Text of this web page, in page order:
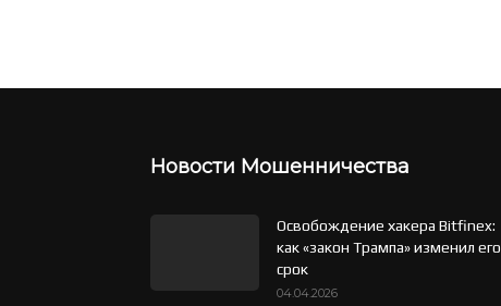
Новости Мошенничества
Освобождение хакера Bitfinex:
как «закон Трампа» изменил его
срок
04.04.2026